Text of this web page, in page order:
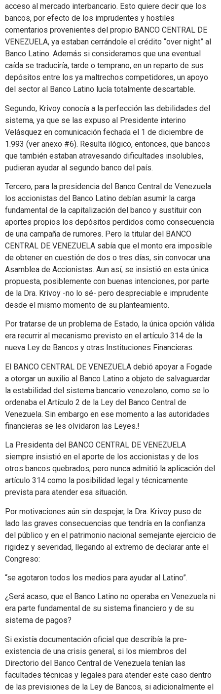
acceso al mercado interbancario. Esto quiere decir que los
bancos, por efecto de los imprudentes y hostiles
comentarios provenientes del propio BANCO CENTRAL DE
VENEZUELA, ya estaban cerrándole el crédito “over night” al
Banco Latino. Además si consideramos que una eventual
caída se traduciría, tarde o temprano, en un reparto de sus
depósitos entre los ya maltrechos competidores, un apoyo
del sector al Banco Latino lucía totalmente descartable.
Segundo, Krivoy conocía a la perfección las debilidades del
sistema, ya que se las expuso al Presidente interino
Velásquez en comunicación fechada el 1 de diciembre de
1.993 (ver anexo #6). Resulta ilógico, entonces, que bancos
que también estaban atravesando dificultades insolubles,
pudieran ayudar al segundo banco del país.
Tercero, para la presidencia del Banco Central de Venezuela
los accionistas del Banco Latino debían asumir la carga
fundamental de la capitalización del banco y sustituir con
aportes propios los depósitos perdidos como consecuencia
de una campaña de rumores. Pero la titular del BANCO
CENTRAL DE VENEZUELA sabía que el monto era imposible
de obtener en cuestión de dos o tres días, sin convocar una
Asamblea de Accionistas. Aun así, se insistió en esta única
propuesta, posiblemente con buenas intenciones, por parte
de la Dra. Krivoy -no lo sé- pero despreciable e imprudente
desde el mismo momento de su planteamiento.
Por tratarse de un problema de Estado, la única opción válida
era recurrir al mecanismo previsto en el artículo 314 de la
nueva Ley de Bancos y otras Instituciones Financieras.
El BANCO CENTRAL DE VENEZUELA debió apoyar a Fogade
a otorgar un auxilio al Banco Latino a objeto de salvaguardar
la estabilidad del sistema bancario venezolano, como se lo
ordenaba el Artículo 2 de la Ley del Banco Central de
Venezuela. Sin embargo en ese momento a las autoridades
financieras se les olvidaron las Leyes.!
La Presidenta del BANCO CENTRAL DE VENEZUELA
siempre insistió en el aporte de los accionistas y de los
otros bancos quebrados, pero nunca admitió la aplicación del
artículo 314 como la posibilidad legal y técnicamente
prevista para atender esa situación.
Por motivaciones aún sin despejar, la Dra. Krivoy puso de
lado las graves consecuencias que tendría en la confianza
del público y en el patrimonio nacional semejante ejercicio de
rigidez y severidad, llegando al extremo de declarar ante el
Congreso:
“se agotaron todos los medios para ayudar al Latino”.
¿Será acaso, que el Banco Latino no operaba en Venezuela ni
era parte fundamental de su sistema financiero y de su
sistema de pagos?
Si existía documentación oficial que describía la pre-
existencia de una crisis general, si los miembros del
Directorio del Banco Central de Venezuela tenían las
facultades técnicas y legales para atender este caso dentro
de las previsiones de la Ley de Bancos, si adicionalmente el